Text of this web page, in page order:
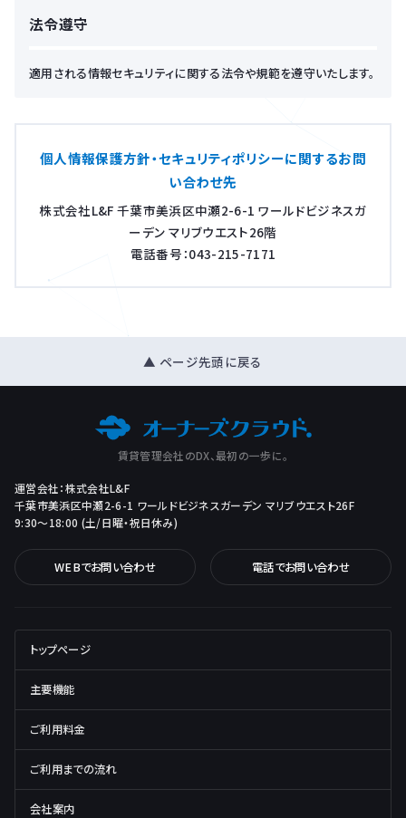
法令遵守
適用される情報セキュリティに関する法令や規範を遵守いたします。
個人情報保護方針・セキュリティポリシーに関するお問
い合わせ先
株式会社L&F 千葉市美浜区中瀬2-6-1 ワールドビジネスガ
ーデン マリブウエスト26階
電話番号：043-215-7171
▲ ページ先頭に戻る
賃貸管理会社のDX、最初の一歩に。
運営会社：株式会社L&F
千葉市美浜区中瀬2-6-1 ワールドビジネスガーデン マリブウエスト26F
9:30～18:00 (土/日曜・祝日休み)
WEBでお問い合わせ 電話でお問い合わせ
トップページ
主要機能
ご利用料金
ご利用までの流れ
会社案内